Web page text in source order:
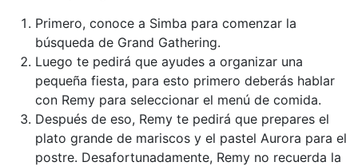
Primero, conoce a Simba para comenzar la
búsqueda de Grand Gathering.
Luego te pedirá que ayudes a organizar una
pequeña fiesta, para esto primero deberás hablar
con Remy para seleccionar el menú de comida.
Después de eso, Remy te pedirá que prepares el
plato grande de mariscos y el pastel Aurora para el
postre. Desafortunadamente, Remy no recuerda la